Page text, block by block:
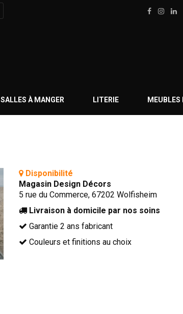
SALLES À MANGER LITERIE
Disponibilité
Magasin Design Décors
5 rue du Commerce, 67202 Wolfisheim
Livraison à domicile par nos soins
Garantie 2 ans fabricant
Couleurs et finitions au choix